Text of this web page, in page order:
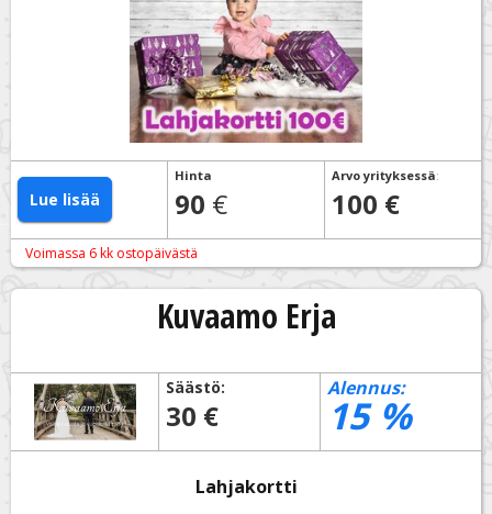
Lue lisää
Hinta
90 €
Arvo yrityksessä:
100 €
Voimassa 6 kk ostopäivästä
Kuvaamo Erja
Säästö:
30 €
Alennus:
15%
Lahjakortti